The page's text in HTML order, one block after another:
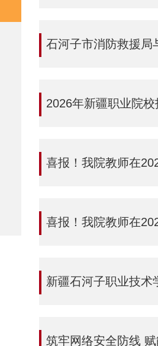
石河子市消防救援局
2026年新疆职业院
喜报！我院教师在
喜报！我院教师在
新疆石河子职业技术
筑牢网络安全防线 赋能教学